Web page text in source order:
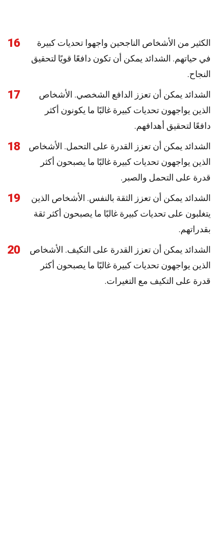
16
الكثير من الأشخاص الناجحين واجهوا تحديات كبيرة
في حياتهم. الشدائد يمكن أن تكون دافعًا قويًا لتحقيق
النجاح.
17
الشدائد يمكن أن تعزز الدافع الشخصي. الأشخاص
الذين يواجهون تحديات كبيرة غالبًا ما يكونون أكثر
دافعًا لتحقيق أهدافهم.
18
الشدائد يمكن أن تعزز القدرة على التحمل. الأشخاص
الذين يواجهون تحديات كبيرة غالبًا ما يصبحون أكثر
قدرة على التحمل والصبر.
19
الشدائد يمكن أن تعزز الثقة بالنفس. الأشخاص الذين
يتغلبون على تحديات كبيرة غالبًا ما يصبحون أكثر ثقة
بقدراتهم.
20
الشدائد يمكن أن تعزز القدرة على التكيف. الأشخاص
الذين يواجهون تحديات كبيرة غالبًا ما يصبحون أكثر
قدرة على التكيف مع التغيرات.